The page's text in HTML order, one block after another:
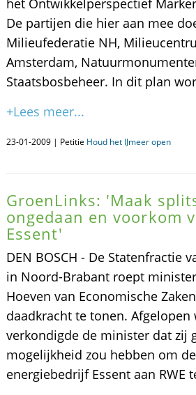
het Ontwikkelperspectief
De partijen die hier aan mee
Milieufederatie NH,
Amsterdam,
Staatsbosbeheer. In dit plan
+Lees meer...
23-01-2009 | Petitie Houd het IJmeer open
GroenLinks: 'Maak
ongedaan en voorkom
Essent'
DEN BOSCH - De Statenfractie
in Noord-Brabant roept
Hoeven van Economische
daadkracht te tonen. Afgelopen
verkondigde de minister dat zij
mogelijkheid zou hebben om
energiebedrijf Essent aan RWE